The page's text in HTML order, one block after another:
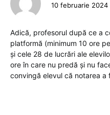
10 februarie 2024
Adică, profesorul după ce a
platformă (minimum 10 ore
și cele 28 de lucrări ale
ore în care nu predă și nu
convingă elevul că notarea